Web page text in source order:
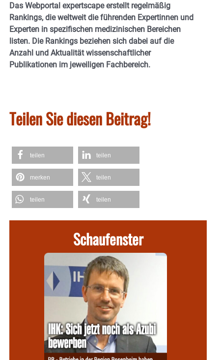
Das Webportal expertscape erstellt regelmäßig
Rankings, die weltweit die führenden Expertinnen und
Experten in spezifischen medizinischen Bereichen
listen. Die Rankings beziehen sich dabei auf die
Anzahl und Aktualität wissenschaftlicher
Publikationen im jeweiligen Fachbereich.
Teilen Sie diesen Beitrag!
teilen teilen
merken teilen
teilen teilen
Schaufenster